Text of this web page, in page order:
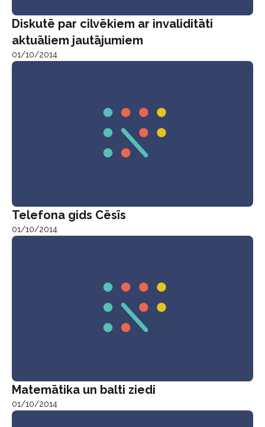
Diskutē par cilvēkiem ar invaliditāti
aktuāliem jautājumiem
01/10/2014
Telefona gids Cēsīs
01/10/2014
Matemātika un balti ziedi
01/10/2014